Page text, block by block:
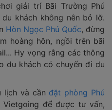
giải trí Bãi Trường Phú
du khách không nên bỏ lỡ.
Hòn Ngọc Phú Quốc, đừng
hoàng hôn, ngồi trên bãi
Hy vọng rằng các thông
du khách có chuyến đi du
lịch và cần đặt phòng Phú
để được tư vấn,